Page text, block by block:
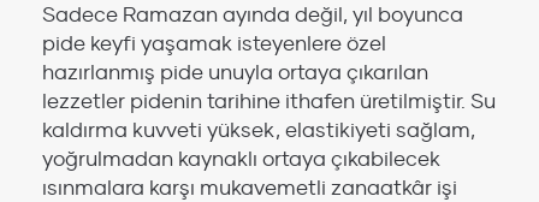
Sadece Ramazan ayında değil, yıl boyunca
pide keyfi yaşamak isteyenlere özel
hazırlanmış pide unuyla ortaya çıkarılan
lezzetler pidenin tarihine ithafen üretilmiştir. Su
kaldırma kuvveti yüksek, elastikiyeti sağlam,
yoğrulmadan kaynaklı ortaya çıkabilecek
ısınmalara karşı mukavemetli zanaatkâr işi